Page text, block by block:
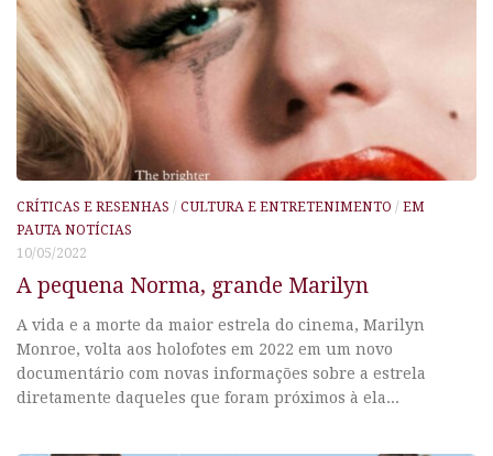
CRÍTICAS E RESENHAS / CULTURA E ENTRETENIMENTO / EM
PAUTA NOTÍCIAS
10/05/2022
A pequena Norma, grande Marilyn
A vida e a morte da maior estrela do cinema, Marilyn
Monroe, volta aos holofotes em 2022 em um novo
documentário com novas informações sobre a estrela
diretamente daqueles que foram próximos à ela...